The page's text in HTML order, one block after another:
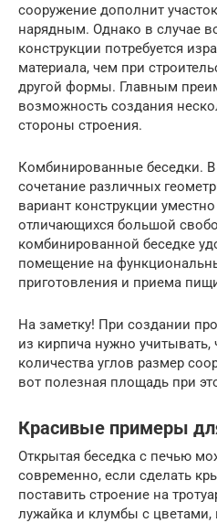
сооружение дополнит
нарядным. Однако в случае
конструкции потребуется
материала, чем при
другой формы. Главным
возможность создания
стороны строения.
Комбинированные беседки. В
сочетание различных
вариант конструкции
отличающихся большой
комбинированной беседке
помещение на
приготовления и приема
На заметку! При создании
из кирпича нужно учитывать,
количества углов размер
вот полезная площадь при
Красивые примеры
Открытая беседка с печью
современно, если сделать
поставить строение на
лужайка и клумбы с